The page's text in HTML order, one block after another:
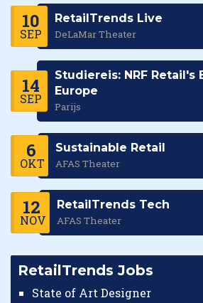
10
SEP
RetailTrends Live
DeLaMar Theater
14
SEP
Studiereis: NRF Retail's
Europe
Parijs
6
OKT
Sustainable Retail
AFAS Theater
12
NOV
RetailTrends Tech
AFAS Theater
RetailTrends Jobs
State of Art Designer